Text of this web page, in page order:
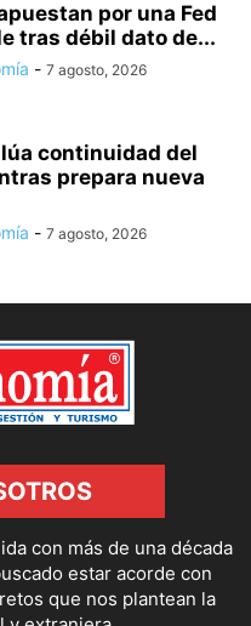
por una Fed
tras débil dato de...
- 7 agosto, 2026
continuidad del
prepara nueva
- 7 agosto, 2026
con más de una década
estar acorde con
que nos plantean la